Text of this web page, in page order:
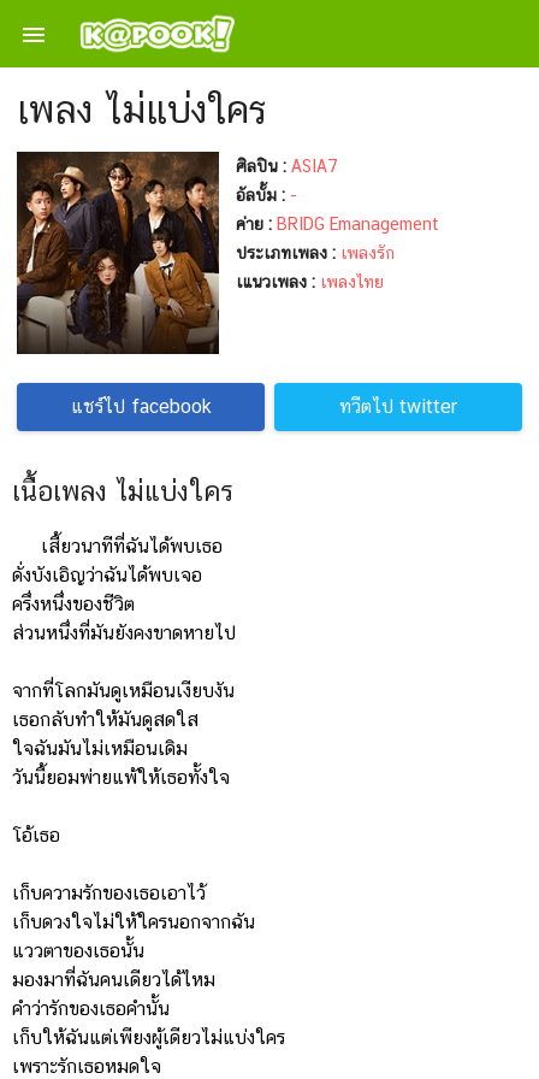

เพลง ไม่แบ่งใคร
ศิลปิน : ASIA7
อัลบั้ม : -
ค่าย : BRIDG Emanagement
ประเภทเพลง : เพลงรัก
เแนวเพลง : เพลงไทย
แชร์ไป facebook ทวีตไป twitter
เนื้อเพลง ไม่แบ่งใคร
เสี้ยวนาทีที่ฉันได้พบเธอ
ดั่งบังเอิญว่าฉันได้พบเจอ
ครึ่งหนึ่งของชีวิต
ส่วนหนึ่งที่มันยังคงขาดหายไป
จากที่โลกมันดูเหมือนเงียบงัน
เธอกลับทำให้มันดูสดใส
ใจฉันมันไม่เหมือนเดิม
วันนี้ยอมพ่ายแพ้ให้เธอทั้งใจ
โอ้เธอ
เก็บความรักของเธอเอาไว้
เก็บดวงใจไม่ให้ใครนอกจากฉัน
แววตาของเธอนั้น
มองมาที่ฉันคนเดียวได้ไหม
คำว่ารักของเธอคำนั้น
เก็บให้ฉันแต่เพียงผู้เดียวไม่แบ่งใคร
เพราะรักเธอหมดใจ